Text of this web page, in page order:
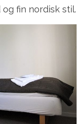
fin nordisk stil.